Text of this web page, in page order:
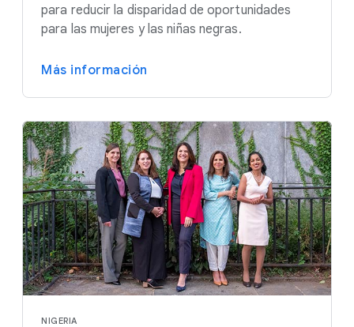
para reducir la disparidad de oportunidades
para las mujeres y las niñas negras.
Más información
NIGERIA